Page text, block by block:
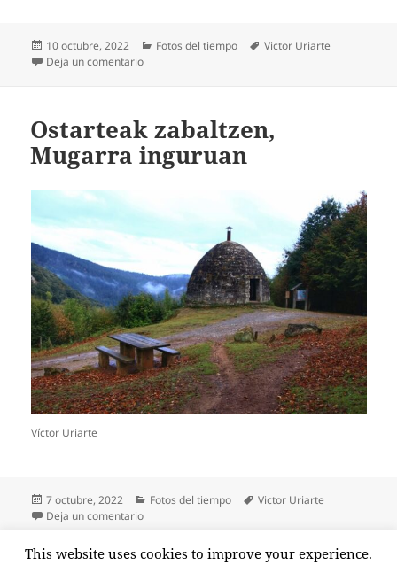
Publicado
el
10 octubre, 2022 Categorías
Fotos del tiempo Etiquetas
Victor Uriarte
Deja un comentarioen Giro lasaia, Urkiolan
Ostarteak zabaltzen,
Mugarra inguruan
Víctor Uriarte
Publicado
el
7 octubre, 2022 Categorías
Fotos del tiempo Etiquetas
Victor Uriarte
Deja un comentarioen Ostarteak zabaltzen, Mugarra inguruan
Paginación
PÁGINA1
This website uses cookies to improve your experience.